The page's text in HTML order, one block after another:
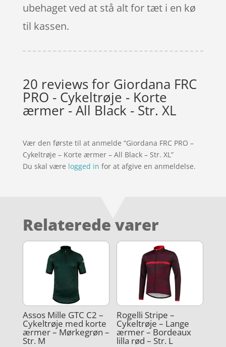
ubehaget ved at stå alt for tæt i en kø
til kassen.
20 reviews for Giordana FRC
PRO - Cykeltrøje - Korte
ærmer - All Black - Str. XL
Vær den første til at anmelde “Giordana FRC PRO –
Cykeltrøje – Korte ærmer – All Black – Str. XL”
Du skal være logged in for at afgive en anmeldelse.
Relaterede varer
Assos Mille GTC C2 –
Cykeltrøje med korte
ærmer – Mørkegrøn –
Str. M
Rogelli Stripe –
Cykeltrøje – Lange
ærmer – Bordeaux
lilla rød – Str. L